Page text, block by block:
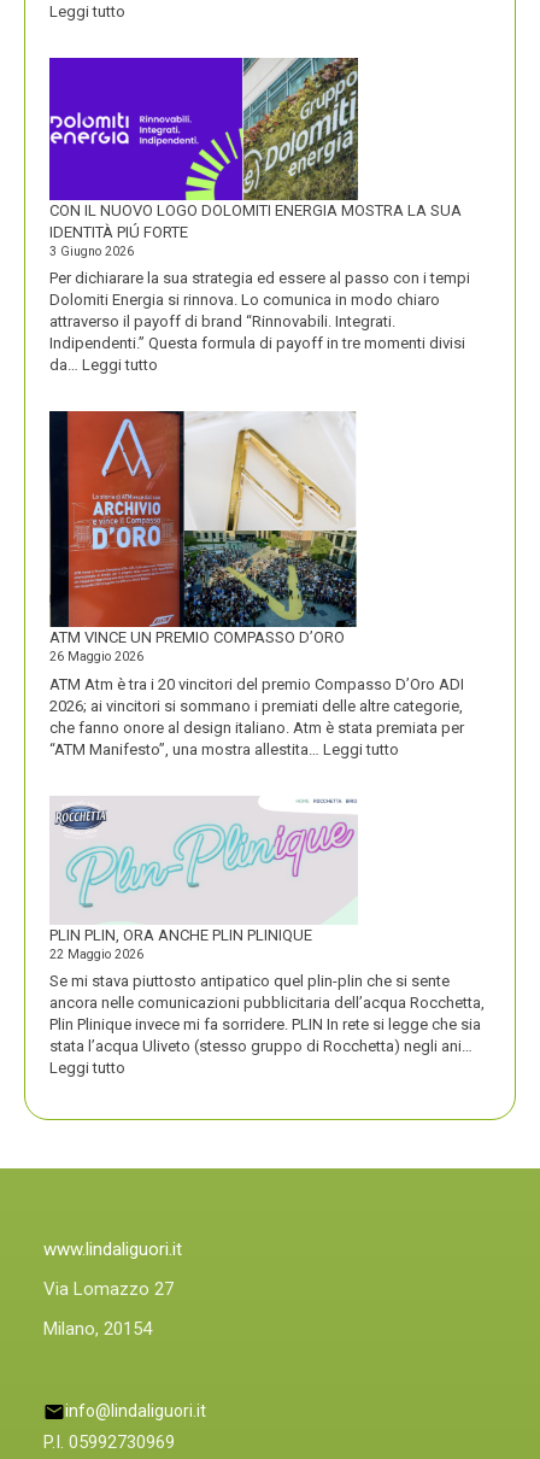
Leggi tutto
CON IL NUOVO LOGO DOLOMITI ENERGIA MOSTRA LA SUA
IDENTITÀ PIÚ FORTE
3 Giugno 2026
Per dichiarare la sua strategia ed essere al passo con i tempi
Dolomiti Energia si rinnova. Lo comunica in modo chiaro
attraverso il payoff di brand “Rinnovabili. Integrati.
Indipendenti.” Questa formula di payoff in tre momenti divisi
da… Leggi tutto
IL
NUOVO
LOGO
DOLOMITI
ENERGIA
MOSTRA
LA
SUA
IDENTITÀ
FORTE
ATM VINCE UN PREMIO COMPASSO D’ORO
26 Maggio 2026
ATM Atm è tra i 20 vincitori del premio Compasso D’Oro ADI
2026; ai vincitori si sommano i premiati delle altre categorie,
che fanno onore al design italiano. Atm è stata premiata per
“ATM Manifesto”, una mostra allestita… Leggi tutto
PLIN PLIN, ORA ANCHE PLIN PLINIQUE
22 Maggio 2026
Se mi stava piuttosto antipatico quel plin-plin che si sente
ancora nelle comunicazioni pubblicitaria dell’acqua Rocchetta,
Plin Plinique invece mi fa sorridere. PLIN In rete si legge che sia
stata l’acqua Uliveto (stesso gruppo di Rocchetta) negli ani…
Leggi tutto
www.lindaliguori.it
Via Lomazzo 27
Milano, 20154
info@lindaliguori.it
P.I. 05992730969